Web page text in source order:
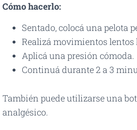
Cómo hacerlo:
Sentado, colocá una pelota
Realizá movimientos lentos
Aplicá una presión cómoda.
Continuá durante 2 a 3
También puede utilizarse una
analgésico.